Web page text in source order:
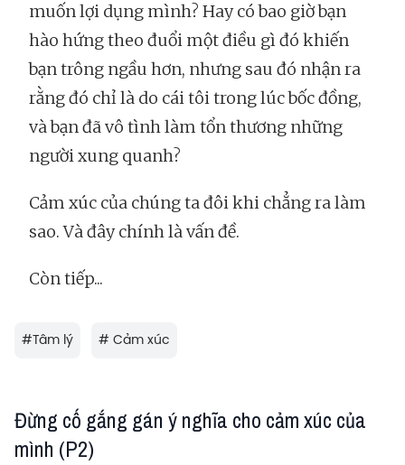
muốn lợi dụng mình? Hay có bao giờ bạn
hào hứng theo đuổi một điều gì đó khiến
bạn trông ngầu hơn, nhưng sau đó nhận ra
rằng đó chỉ là do cái tôi trong lúc bốc đồng,
và bạn đã vô tình làm tổn thương những
người xung quanh?
Cảm xúc của chúng ta đôi khi chẳng ra làm
sao. Và đây chính là vấn đề.
Còn tiếp...
#Tâm lý # Cảm xúc
Đừng cố gắng gán ý nghĩa cho cảm xúc của
mình (P2)